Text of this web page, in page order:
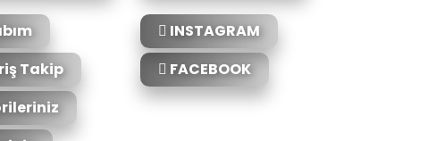
Takip
INSTAGRAM
FACEBOOK